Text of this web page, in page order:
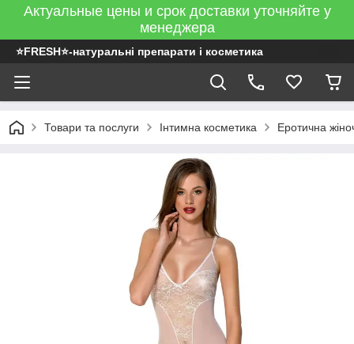
Актуальные цены и срок доставки уточняйте у
менеджера
⭐FRESH⭐-натуральні препарати і косметика
Товари та послуги Інтимна косметика Еротична